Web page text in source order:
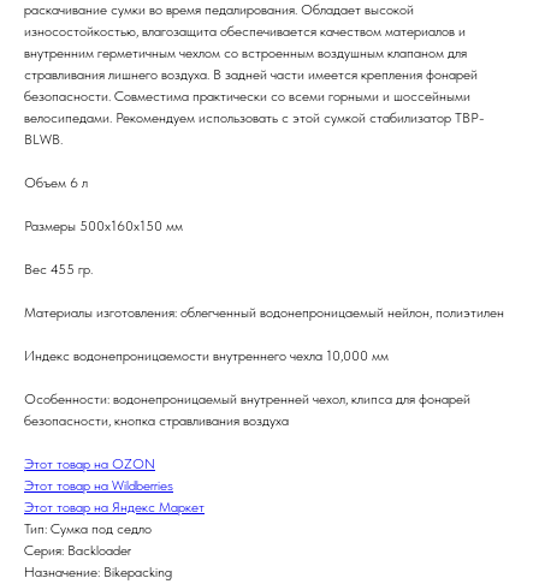
раскачивание сумки во время педалирования. Обладает высокой
износостойкостью, влагозащита обеспечивается качеством материалов и
внутренним герметичным чехлом со встроенным воздушным клапаном для
стравливания лишнего воздуха. В задней части имеется крепления фонарей
безопасности. Совместима практически со всеми горными и шоссейными
велосипедами. Рекомендуем использовать с этой сумкой стабилизатор TBP-
BLWB.
Объем 6 л
Размеры 500х160х150 мм
Вес 455 гр.
Материалы изготовления: облегченный водонепроницаемый нейлон, полиэтилен
Индекс водонепроницаемости внутреннего чехла 10,000 мм
Особенности: водонепроницаемый внутренней чехол, клипса для фонарей
безопасности, кнопка стравливания воздуха
Этот товар на OZON
Этот товар на Wildberries
Этот товар на Яндекс Маркет
Тип: Сумка под седло
Серия: Backloader
Назначение: Bikepacking